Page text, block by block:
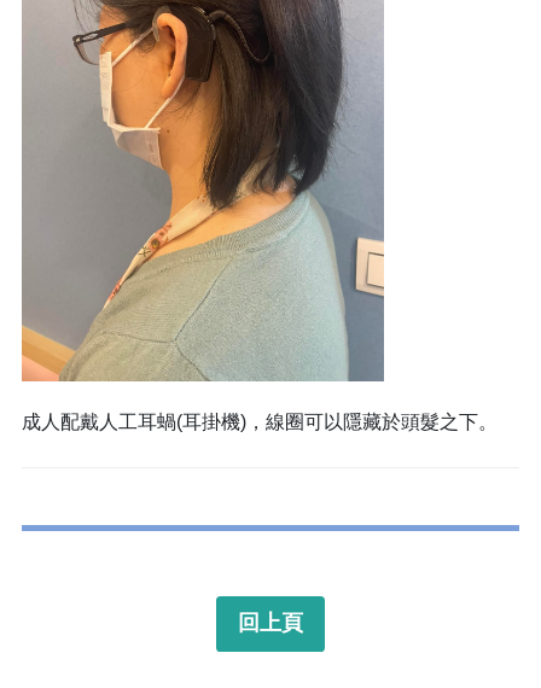
成人配戴人工耳蝸(耳掛機)，線圈可以隱藏於頭髮之下。
回上頁